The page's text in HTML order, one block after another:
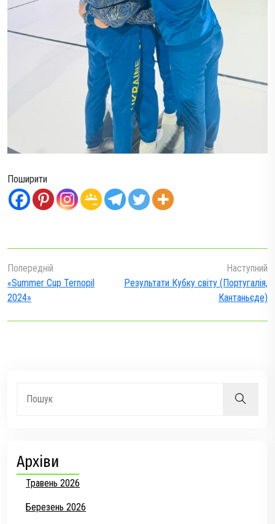
Поширити
Попередній
«Summer Cup Ternopil
2024»
Наступний
Результати Кубку світу (Португалія,
Кантаньєде)
Архіви
Травень 2026
Березень 2026